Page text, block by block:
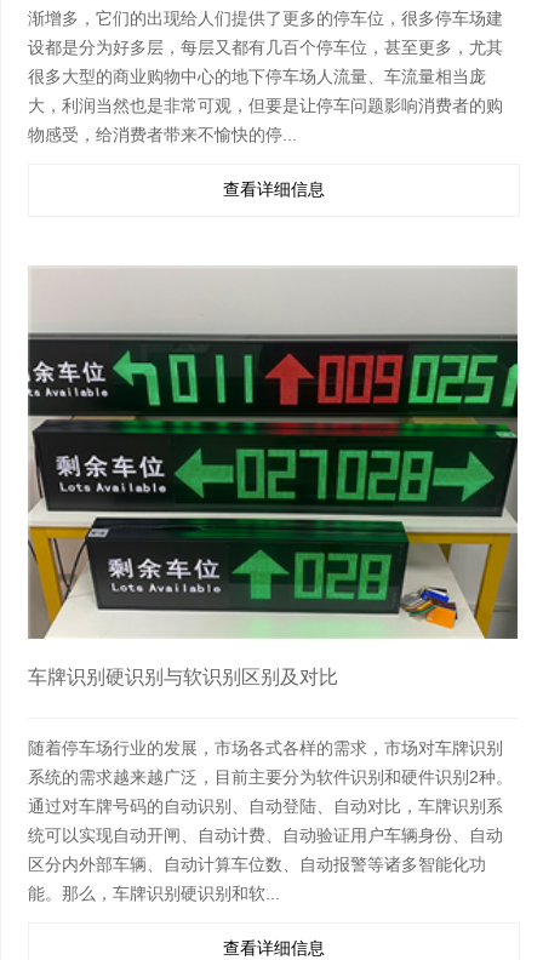
渐增多，它们的出现给人们提供了更多的停车位，很多停车场建
设都是分为好多层，每层又都有几百个停车位，甚至更多，尤其
很多大型的商业购物中心的地下停车场人流量、车流量相当庞
大，利润当然也是非常可观，但要是让停车问题影响消费者的购
物感受，给消费者带来不愉快的停...
查看详细信息
车牌识别硬识别与软识别区别及对比
随着停车场行业的发展，市场各式各样的需求，市场对车牌识别
系统的需求越来越广泛，目前主要分为软件识别和硬件识别2种。
通过对车牌号码的自动识别、自动登陆、自动对比，车牌识别系
统可以实现自动开闸、自动计费、自动验证用户车辆身份、自动
区分内外部车辆、自动计算车位数、自动报警等诸多智能化功
能。那么，车牌识别硬识别和软...
查看详细信息